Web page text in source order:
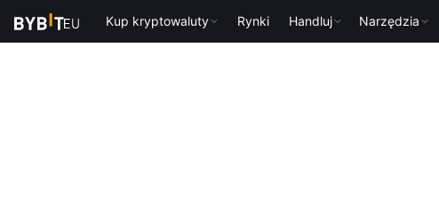
Kup kryptowaluty Rynki Handluj Narzędzia